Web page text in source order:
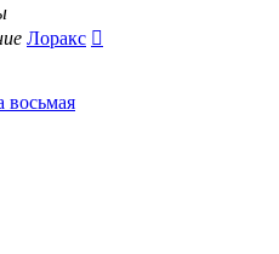
Лоракс